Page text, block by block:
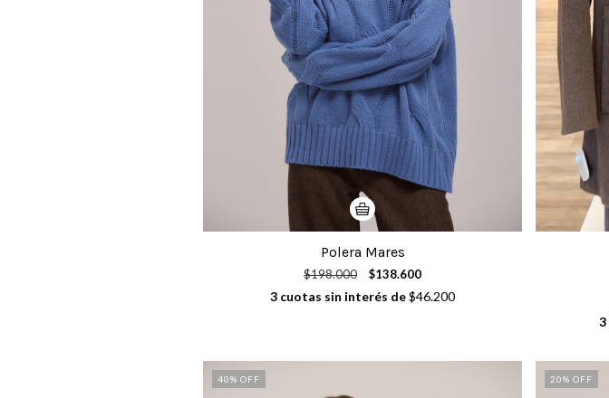
Polera Mares
$198.000 $138.600
3 cuotas sin interés de$46.200
3
40% OFF 20% OFF